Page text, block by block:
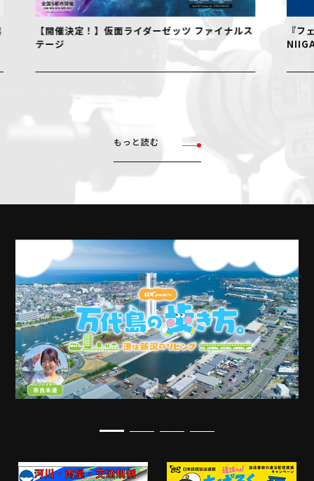
【開催決定！】仮面ライダーゼッツ ファイナルス
テージ
『フェ
もっと読む